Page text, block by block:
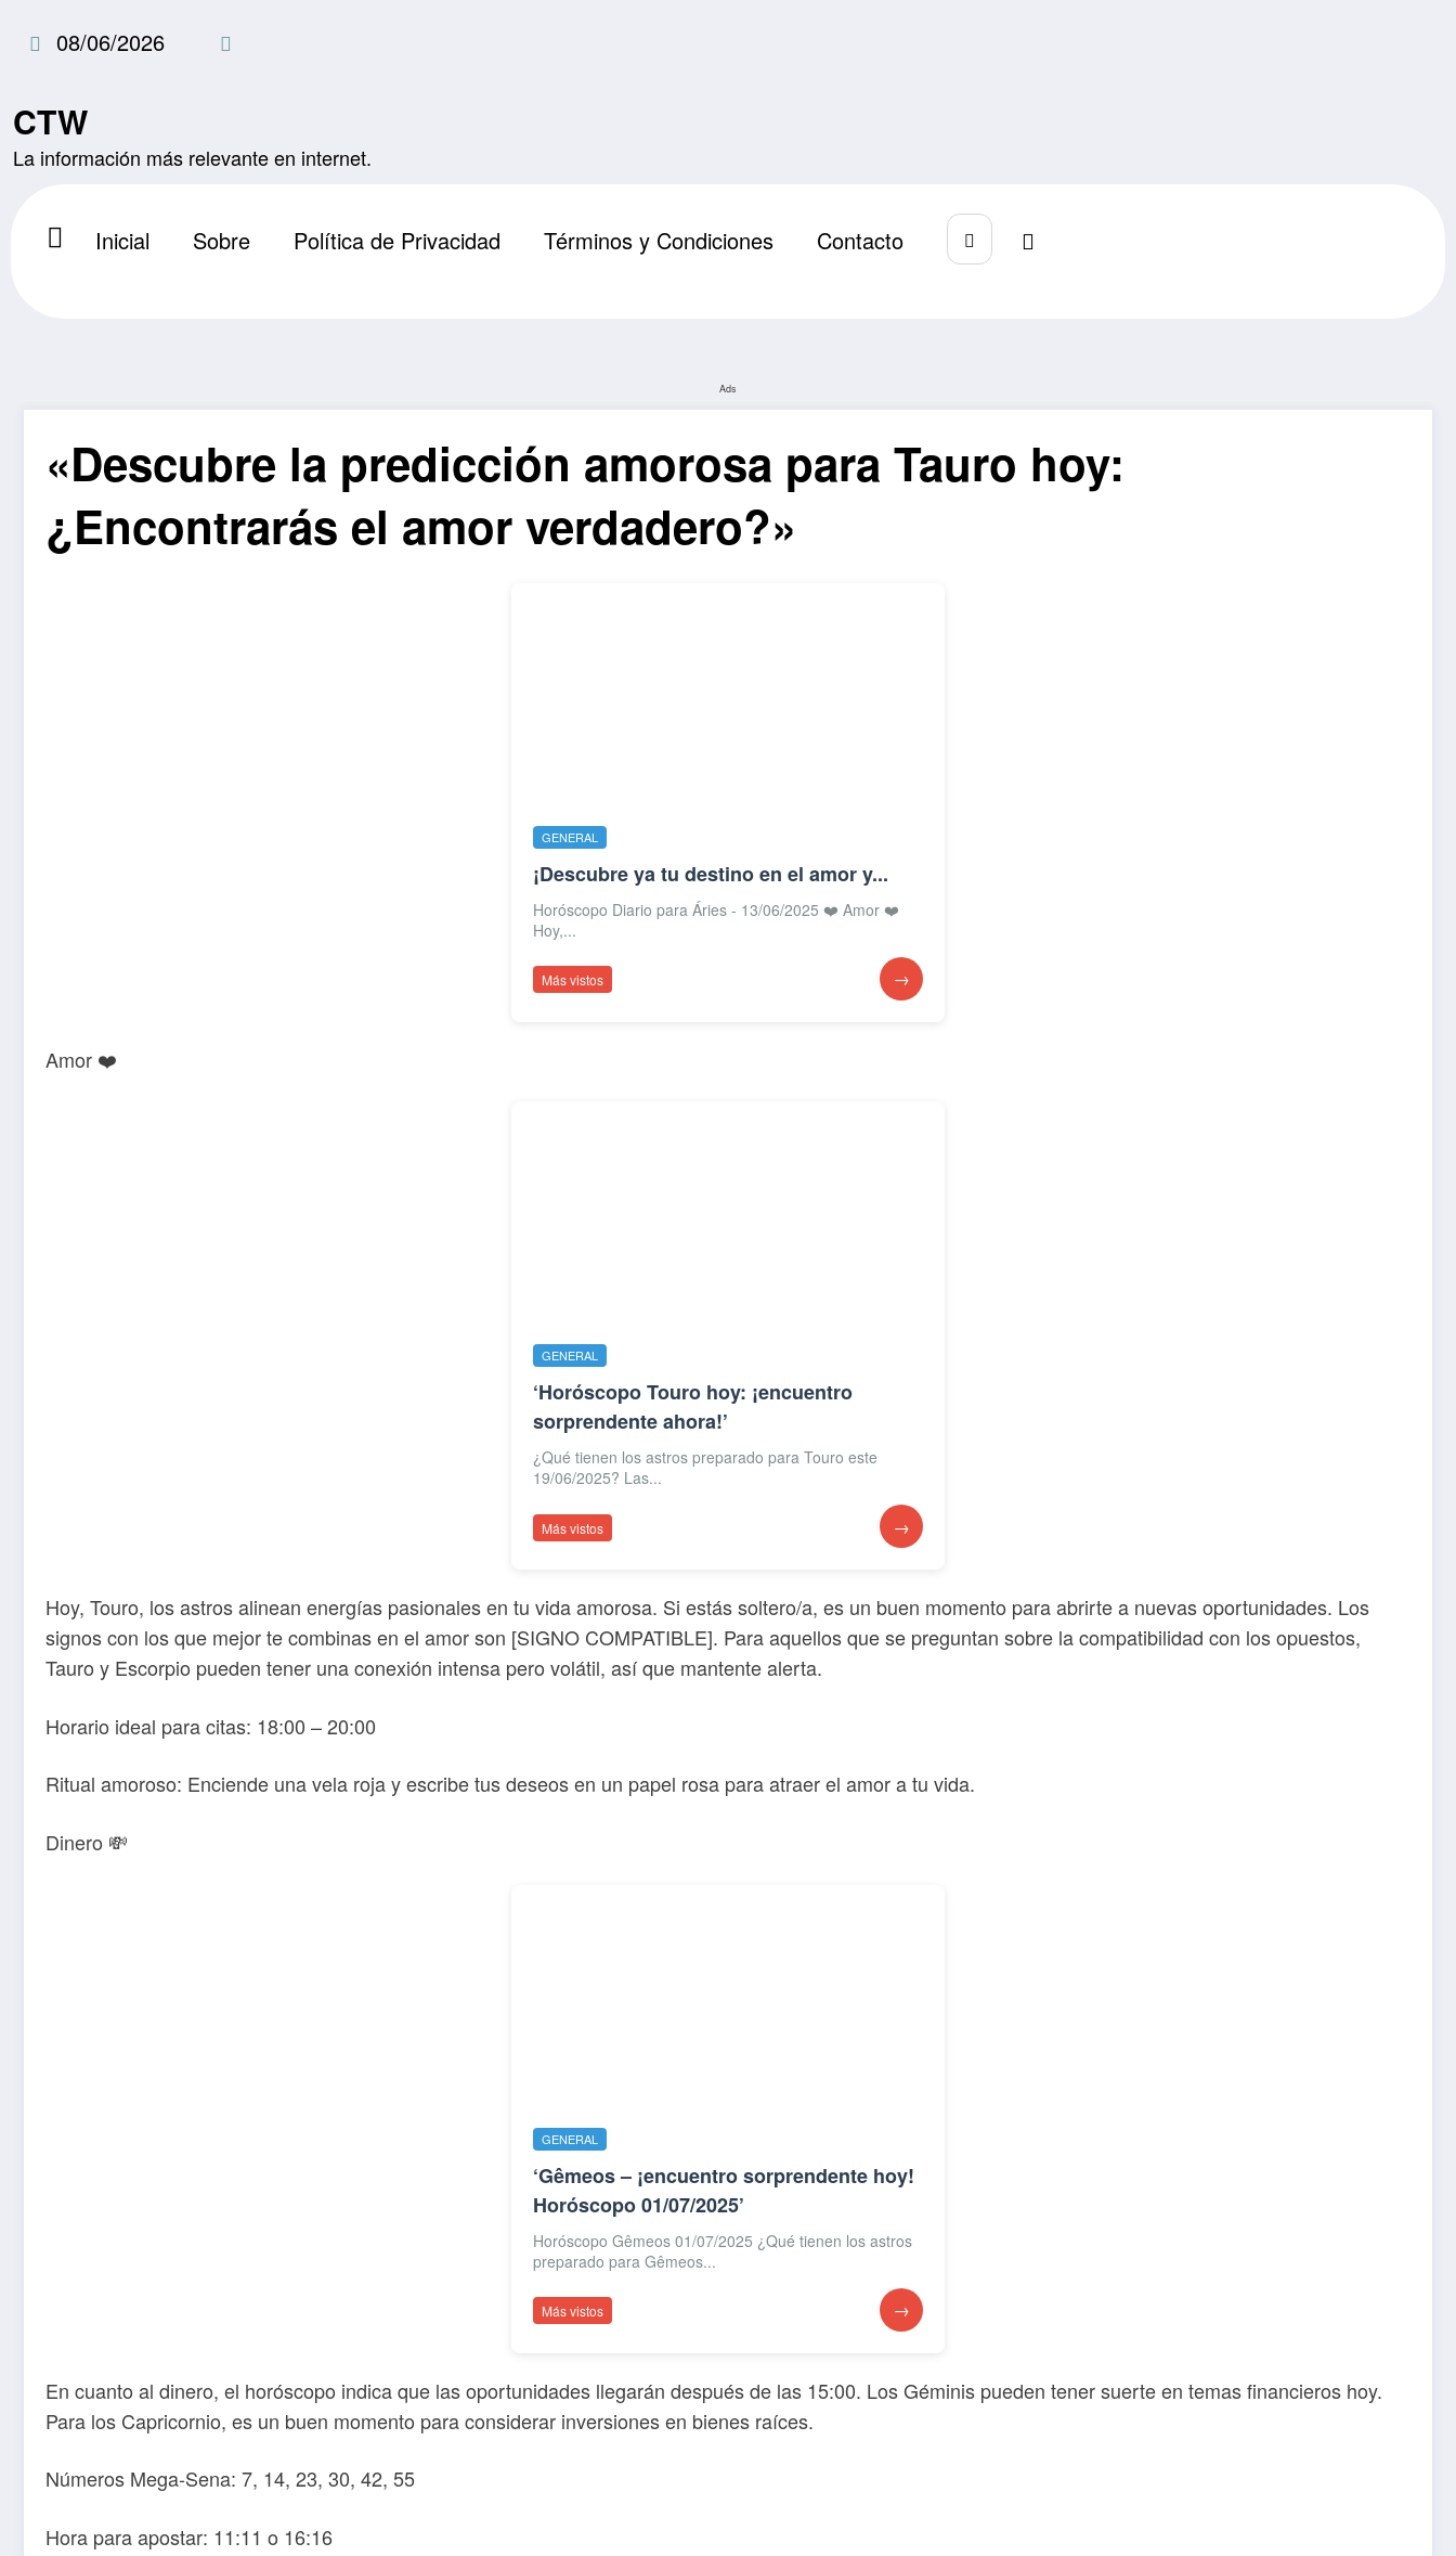
08/06/2026
CTW
La información más relevante en internet.
Inicial Sobre Política de Privacidad Términos y Condiciones Contacto
Ads
«Descubre la predicción amorosa para Tauro hoy:
¿Encontrarás el amor verdadero?»
GENERAL
¡Descubre ya tu destino en el amor y...
Horóscopo Diario para Áries - 13/06/2025 ❤️ Amor ❤️
Hoy,...
Más vistos →
Amor ❤️
GENERAL
‘Horóscopo Touro hoy: ¡encuentro
sorprendente ahora!’
¿Qué tienen los astros preparado para Touro este
19/06/2025? Las...
Más vistos →
Hoy, Touro, los astros alinean energías pasionales en tu vida amorosa. Si estás soltero/a, es un buen momento para abrirte a nuevas oportunidades. Los
signos con los que mejor te combinas en el amor son [SIGNO COMPATIBLE]. Para aquellos que se preguntan sobre la compatibilidad con los opuestos,
Tauro y Escorpio pueden tener una conexión intensa pero volátil, así que mantente alerta.
Horario ideal para citas: 18:00 – 20:00
Ritual amoroso: Enciende una vela roja y escribe tus deseos en un papel rosa para atraer el amor a tu vida.
Dinero 💸
GENERAL
‘Gêmeos – ¡encuentro sorprendente hoy!
Horóscopo 01/07/2025’
Horóscopo Gêmeos 01/07/2025 ¿Qué tienen los astros
preparado para Gêmeos...
Más vistos →
En cuanto al dinero, el horóscopo indica que las oportunidades llegarán después de las 15:00. Los Géminis pueden tener suerte en temas financieros hoy.
Para los Capricornio, es un buen momento para considerar inversiones en bienes raíces.
Números Mega-Sena: 7, 14, 23, 30, 42, 55
Hora para apostar: 11:11 o 16:16